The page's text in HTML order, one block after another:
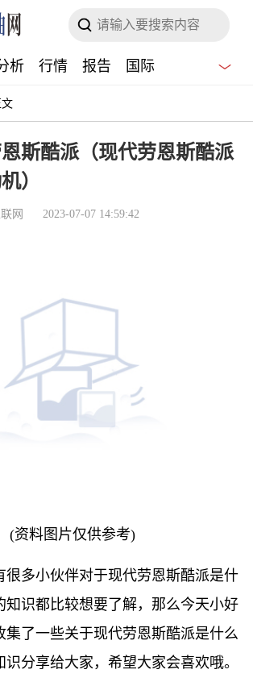
析 行情 报告 国际
文
斯酷派（现代劳恩斯酷派
）
网 2023-07-07 14:59:42
(资料图片仅供参考)
很多小伙伴对于现代劳恩斯酷派是什
知识都比较想要了解，那么今天小好
集了一些关于现代劳恩斯酷派是什么
分享给大家，希望大家会喜欢哦。